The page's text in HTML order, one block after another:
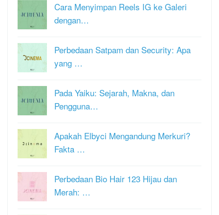
Cara Menyimpan Reels IG ke Galeri
dengan…
Perbedaan Satpam dan Security: Apa
yang …
Pada Yaiku: Sejarah, Makna, dan
Pengguna…
Apakah Elbyci Mengandung Merkuri?
Fakta …
Perbedaan Bio Hair 123 Hijau dan
Merah: …